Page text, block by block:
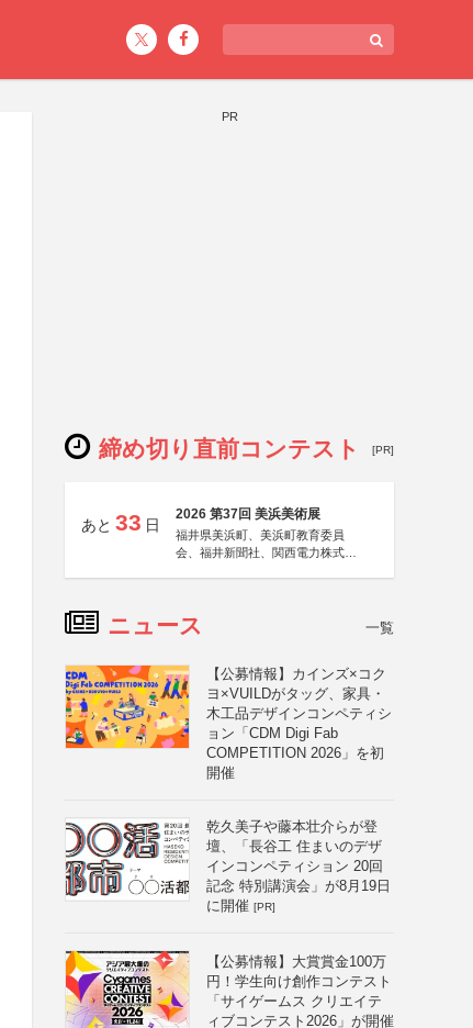
PR
締め切り直前コンテスト [PR]
あと 33 日
2026 第37回 美浜美術展
福井県美浜町、美浜町教育委員
会、福井新聞社、関西電力株式会
ニュース 一覧
【公募情報】カインズ×コク
ヨ×VUILDがタッグ、家具・
木工品デザインコンペティシ
ョン「CDM Digi Fab
COMPETITION 2026」を初
開催
乾久美子や藤本壮介らが登
壇、「長谷工 住まいのデザ
インコンペティション 20回
記念 特別講演会」が8月19日
に開催 [PR]
【公募情報】大賞賞金100万
円！学生向け創作コンテスト
「サイゲームス クリエイテ
ィブコンテスト2026」が開催